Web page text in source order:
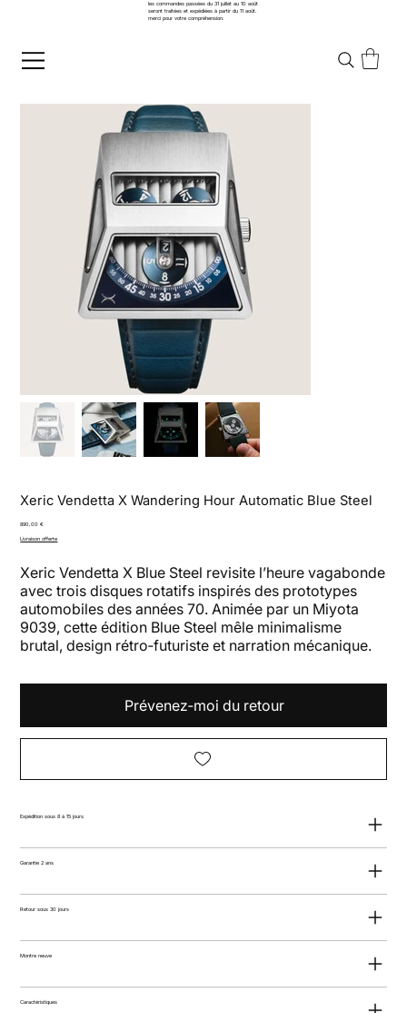
les commandes passées du 31 juillet au 10 août
seront traitées et expédiées à partir du 11 août.
merci pour votre compréhension.
Xeric Vendetta X Wandering Hour Automatic Blue Steel
Prix
890,00 €
Livraison offerte
Xeric Vendetta X Blue Steel revisite l’heure vagabonde
avec trois disques rotatifs inspirés des prototypes
automobiles des années 70. Animée par un Miyota
9039, cette édition Blue Steel mêle minimalisme
brutal, design rétro‑futuriste et narration mécanique.
Prévenez‑moi du retour
Expédition sous 8 à 15 jours
Garantie 2 ans
Retour sous 30 jours
Montre neuve
Caractéristiques